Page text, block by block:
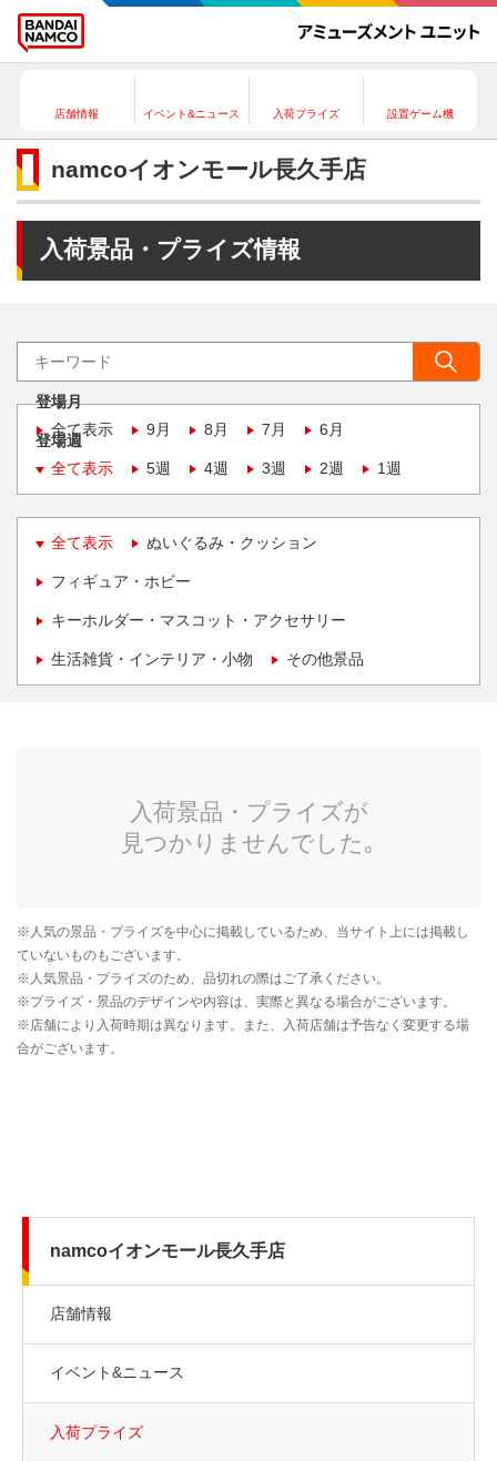
店舗情報 イベント&ニュース 入荷プライズ 設置ゲーム機
namcoイオンモール長久手店
入荷景品・プライズ情報
登場月
全て表示
9月 8月 7月 6月
登場週
全て表示
5週 4週 3週 2週 1週
全て表示 ぬいぐるみ・クッション
フィギュア・ホビー
キーホルダー・マスコット・アクセサリー
生活雑貨・インテリア・小物 その他景品
namcoイオンモール長久手店
店舗情報
イベント&ニュース
入荷プライズ